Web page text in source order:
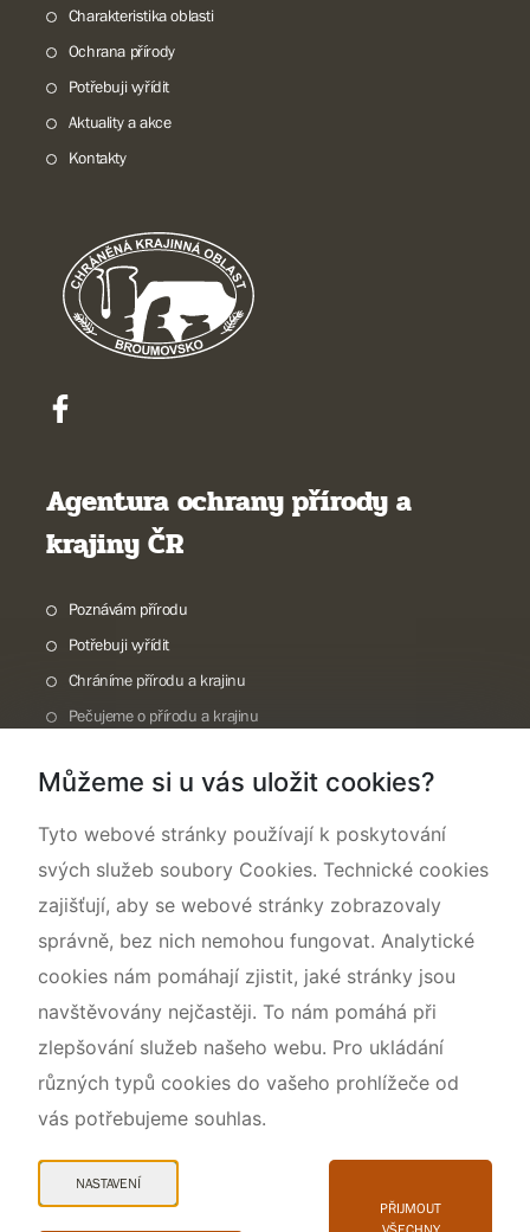
Charakteristika oblasti
Ochrana přírody
Potřebuji vyřídit
Aktuality a akce
Kontakty
Agentura ochrany přírody a
krajiny ČR
Poznávám přírodu
Potřebuji vyřídit
Chráníme přírodu a krajinu
Pečujeme o přírodu a krajinu
O nás
Můžeme si u vás uložit cookies?
Tyto webové stránky používají k poskytování
svých služeb soubory Cookies. Technické cookies
zajišťují, aby se webové stránky zobrazovaly
správně, bez nich nemohou fungovat. Analytické
cookies nám pomáhají zjistit, jaké stránky jsou
navštěvovány nejčastěji. To nám pomáhá při
zlepšování služeb našeho webu. Pro ukládání
různých typů cookies do vašeho prohlížeče od
vás potřebujeme souhlas.
NASTAVENÍ
PŘIJMOUT